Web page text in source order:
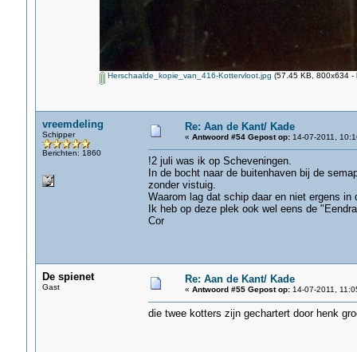
Herschaalde_kopie_van_416-Kottervloot.jpg (57.45 KB, 800x634 -
vreemdeling
Schipper
Berichten: 1860
Re: Aan de Kant/ Kade
« Antwoord #54 Gepost op:14-07-2011,
!2 juli was ik op Scheveningen.
In de bocht naar de buitenhaven bij de
zonder vistuig.
Waarom lag dat schip daar en niet ergens
Ik heb op deze plek ook wel eens de
Cor
De spienet
Gast
Re: Aan de Kant/ Kade
« Antwoord #55 Gepost op:14-07-2011,
die twee kotters zijn gechartert door henk